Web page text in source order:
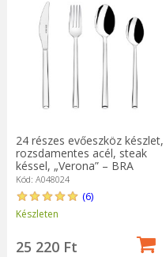
24 részes evőeszköz készlet,
rozsdamentes acél, steak
késsel, „Verona” – BRA
Kód: A048024
(6)
Készleten
25 220 Ft